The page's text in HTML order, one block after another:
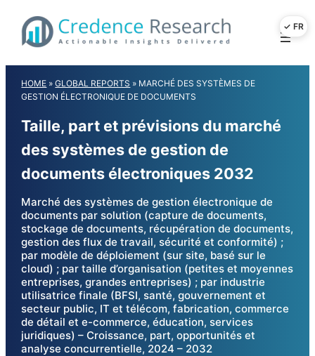
content
HOME »GLOBAL REPORTS » MARCHÉ DES SYSTÈMES DE
GESTION ÉLECTRONIQUE DE DOCUMENTS
Taille, part et prévisions du marché
des systèmes de gestion de
documents électroniques 2032
Marché des systèmes de gestion électronique de
documents par solution (capture de documents,
stockage de documents, récupération de documents,
gestion des flux de travail, sécurité et conformité) ;
par modèle de déploiement (sur site, basé sur le
cloud) ; par taille d’organisation (petites et moyennes
entreprises, grandes entreprises) ; par industrie
utilisatrice finale (BFSI, santé, gouvernement et
secteur public, IT et télécom, fabrication, commerce
de détail et e-commerce, éducation, services
juridiques) – Croissance, part, opportunités et
analyse concurrentielle, 2024 – 2032